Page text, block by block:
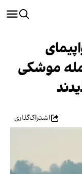
ژورنال: ۵ هواپیمای
موشکی
اشتراک‌گذاری